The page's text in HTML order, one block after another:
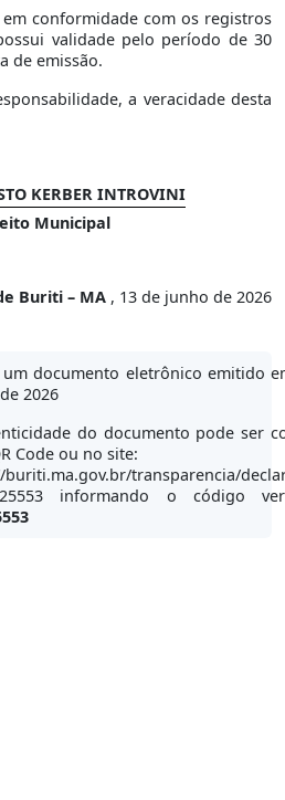
conformidade com os registros
validade pelo período de 30
de emissão.
a veracidade desta
KERBER INTROVINI
Municipal
Buriti – MA , 13 de junho de 2026
um documento eletrônico emitido
2026
do documento pode ser
Code ou no site:
transparencia/
informando o código